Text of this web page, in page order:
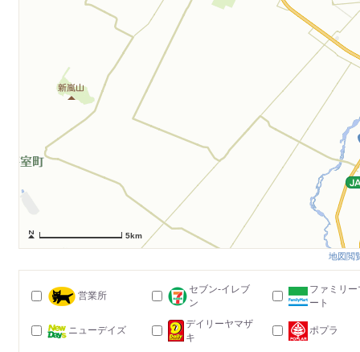
5km
地図閲
営業所
セブン-イレブ
ン
ファミリー
ート
ニューデイズ
デイリーヤマザ
キ
ポプラ